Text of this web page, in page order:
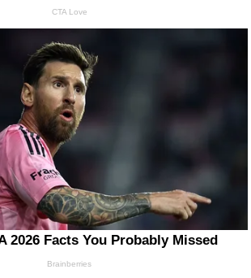
CTA Love
2026 Facts You Probably Missed
Brainberries